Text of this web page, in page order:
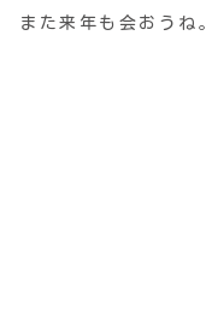
また来年も会おうね。